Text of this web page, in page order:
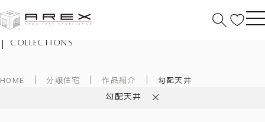
作品紹介
collections
HOME 分譲住宅 作品紹介 勾配天井
勾配天井